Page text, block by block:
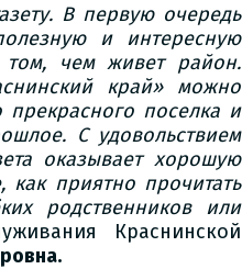
В первую очередь
и интересную
чем живет район.
край» можно
поселка и
С удовольствием
оказывает хорошую
как приятно прочитать
родственников или
Краснинской